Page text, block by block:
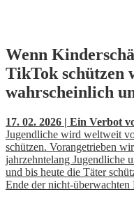
Skip
to
content
Wenn
TikTok schützen
wahrscheinlich
17. 02. 2026 | Ein Verbot
Jugendliche wird weltweit
schützen. Vorangetrieben
jahrzehntelang Jugendliche
und bis heute die Täter
Ende der nicht-überwachten